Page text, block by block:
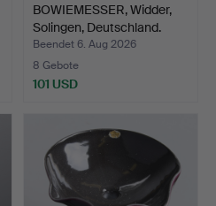
BOWIEMESSER, Widder,
Solingen, Deutschland.
Beendet 6. Aug 2026
8 Gebote
101 USD